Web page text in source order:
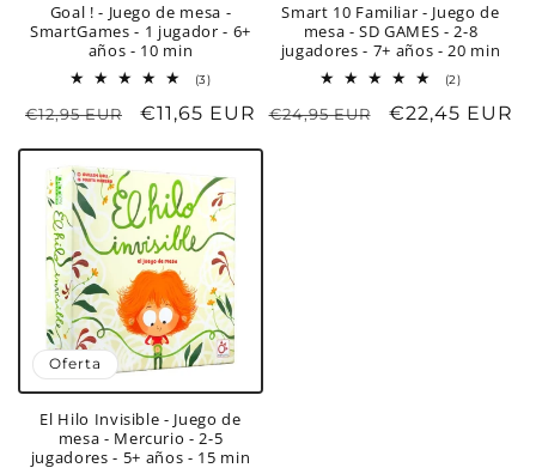
Goal ! - Juego de mesa -
SmartGames - 1 jugador - 6+
años - 10 min
(3)3
totales
Precio
€12,95 EUR
Precio
oferta
€11,65 EUR
Smart 10 Familiar - Juego de
mesa - SD GAMES - 2-8
jugadores - 7+ años - 20 min
(2)2
totales
Precio
€24,95 EUR
Precio
€22,45 EUR
Oferta
El Hilo Invisible - Juego de
mesa - Mercurio - 2-5
jugadores - 5+ años - 15 min